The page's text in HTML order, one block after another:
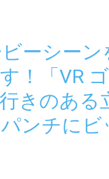
ーシーン
！「VR
きのある
ンチにビ